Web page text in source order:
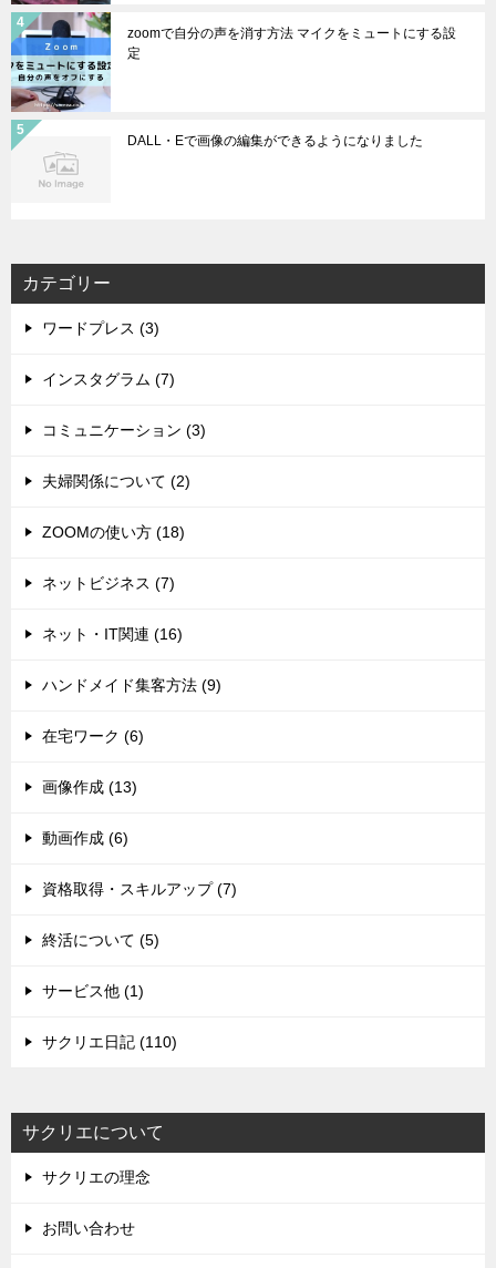
zoomで自分の声を消す方法 マイクをミュートにする設
定
DALL・Eで画像の編集ができるようになりました
カテゴリー
ワードプレス (3)
インスタグラム (7)
コミュニケーション (3)
夫婦関係について (2)
ZOOMの使い方 (18)
ネットビジネス (7)
ネット・IT関連 (16)
ハンドメイド集客方法 (9)
在宅ワーク (6)
画像作成 (13)
動画作成 (6)
資格取得・スキルアップ (7)
終活について (5)
サービス他 (1)
サクリエ日記 (110)
サクリエについて
サクリエの理念
お問い合わせ